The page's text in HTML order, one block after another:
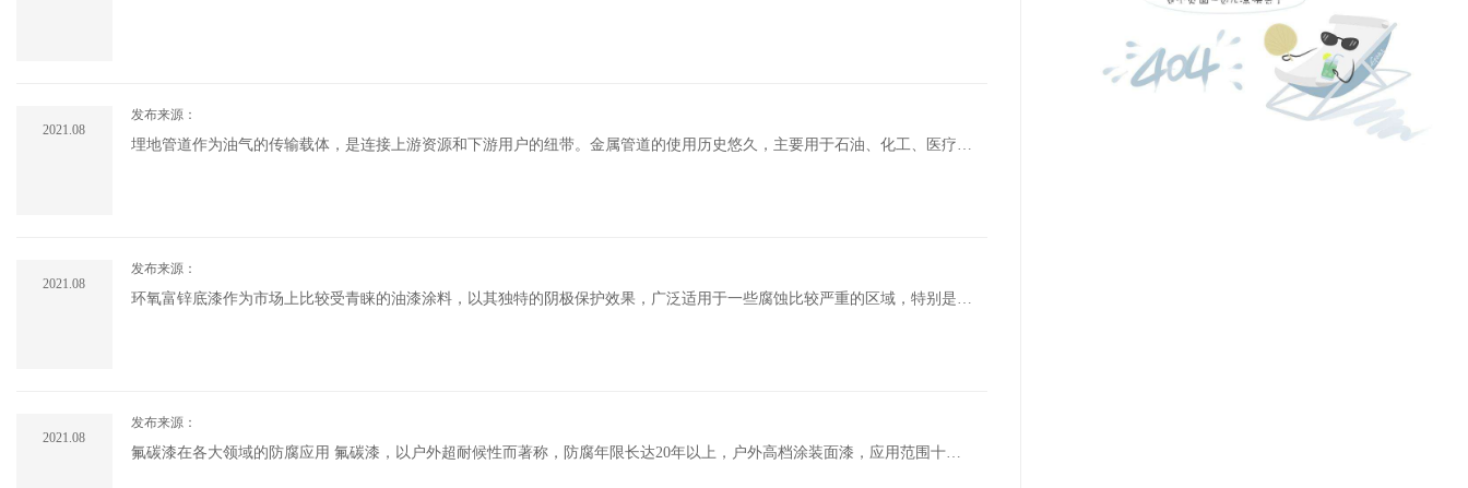
2021.08
发布来源：
埋地管道作为油气的传输载体，是连接上游资源和下游用户的纽带。金属管道的使用历史悠久，主要用于石油、化工、医疗、
2021.08
发布来源：
环氧富锌底漆作为市场上比较受青睐的油漆涂料，以其独特的阴极保护效果，广泛适用于一些腐蚀比较严重的区域，特别是钢
2021.08
发布来源：
氟碳漆在各大领域的防腐应用 氟碳漆，以户外超耐候性而著称，防腐年限长达20年以上，户外高档涂装面漆，应用范围十分